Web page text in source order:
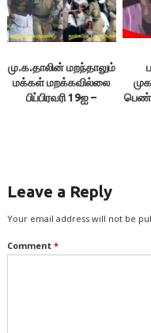
மு.க.தாலின் மறந்தாலும்
மக்கள் மறக்கவில்லை
பிப்பிரவரி 19ஐ –
Leave a Reply
Your email address will not be
Comment *